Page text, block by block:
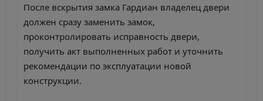
После вскрытия замка Гардиан владелец двери
должен сразу заменить замок,
проконтролировать исправность двери,
получить акт выполненных работ и уточнить
рекомендации по эксплуатации новой
конструкции.